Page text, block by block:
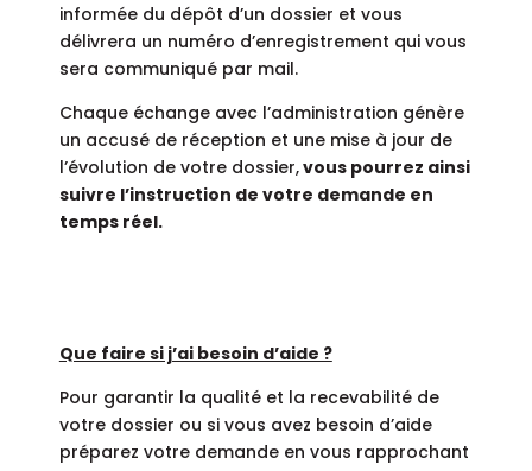
informée du dépôt d’un dossier et vous
délivrera un numéro d’enregistrement qui vous
sera communiqué par mail.
Chaque échange avec l’administration génère
un accusé de réception et une mise à jour de
l’évolution de votre dossier,vous pourrez ainsi
suivre l’instruction de votre demande en
temps réel.
Que faire si j’ai besoin d’aide ?
Pour garantir la qualité et la recevabilité de
votre dossier ou si vous avez besoin d’aide
préparez votre demande en vous rapprochant